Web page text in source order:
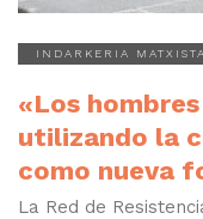
INDARKERIA MATXISTA
«Los
utilizando la
como nueva
La Red de